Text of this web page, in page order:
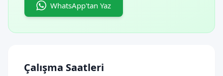
WhatsApp'tan Yaz
Çalışma Saatleri